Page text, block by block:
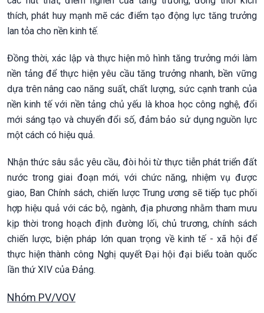
thích, phát huy mạnh mẽ các điểm tạo động lực tăng trưởng
lan tỏa cho nền kinh tế.
Đồng thời, xác lập và thực hiện mô hình tăng trưởng mới làm
nền tảng để thực hiện yêu cầu tăng trưởng nhanh, bền vững
dựa trên nâng cao năng suất, chất lượng, sức cạnh tranh của
nền kinh tế với nền tảng chủ yếu là khoa học công nghệ, đổi
mới sáng tạo và chuyển đổi số, đảm bảo sử dụng nguồn lực
một cách có hiệu quả.
Nhận thức sâu sắc yêu cầu, đòi hỏi từ thực tiễn phát triển đất
nước trong giai đoạn mới, với chức năng, nhiệm vụ được
giao, Ban Chính sách, chiến lược Trung ương sẽ tiếp tục phối
hợp hiệu quả với các bộ, ngành, địa phương nhằm tham mưu
kịp thời trong hoạch định đường lối, chủ trương, chính sách
chiến lược, biện pháp lớn quan trọng về kinh tế - xã hội để
thực hiện thành công Nghị quyết Đại hội đại biểu toàn quốc
lần thứ XIV của Đảng.
Nhóm PV/VOV